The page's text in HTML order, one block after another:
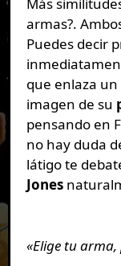
Más
armas?.
Puedes decir
que enlaza
imagen de su
pensando en
no hay duda
látigo te
Jones
«Elige tu